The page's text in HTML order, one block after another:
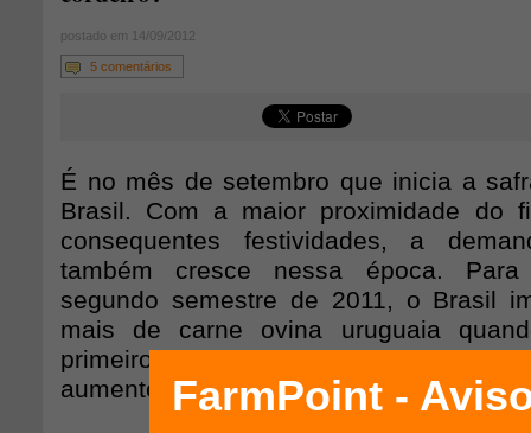
postado em 14/09/2012
5 comentários
É no mês de setembro que inicia a
Brasil. Com a maior proximidade do
consequentes festividades, a
também cresce nessa época. Para
segundo semestre de 2011, o Brasil
mais de carne ovina uruguaia
primeiro semestre do mesmo ano,
aumento do consumo pelos brasileiros.